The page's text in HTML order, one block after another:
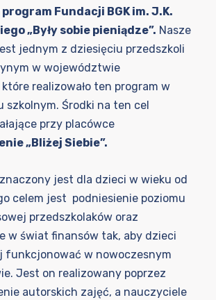
Fundacji BGK im. J.K.
„Były sobie pieniądze”. Nasze
jednym z dziesięciu przedszkoli
w województwie
realizowało ten program w
szkolnym. Środki na ten cel
przy placówce
„Bliżej Siebie”.
jest dla dzieci w wieku od
celem jest podniesienie poziomu
przedszkolaków oraz
w świat finansów tak, aby dzieci
funkcjonować w nowoczesnym
Jest on realizowany poprzez
autorskich zajęć, a nauczyciele